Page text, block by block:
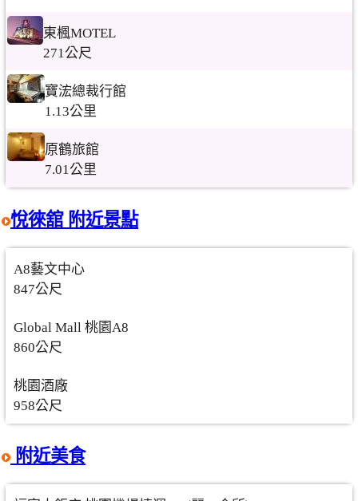
東楓MOTEL
271公尺
寶浤總裁行館
1.13公里
原鶴旅館
7.01公里
悅徠舘 附近景點
A8藝文中心
847公尺
Global Mall 桃園A8
860公尺
桃園酒廠
958公尺
附近美食